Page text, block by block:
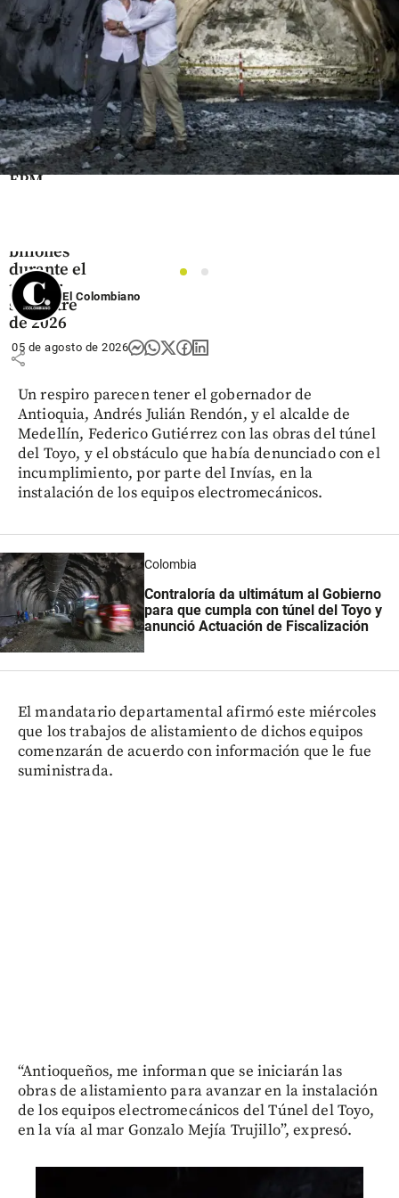
share
Economía
Grupo
EPM
billones
durante el
primer
semestre
de 2026
share
1
2
El Colombiano
05 de agosto de 2026
Un respiro parecen tener el gobernador de
Antioquia, Andrés Julián Rendón, y el alcalde de
Medellín, Federico Gutiérrez con las obras del túnel
del Toyo, y el obstáculo que había denunciado con el
incumplimiento, por parte del Invías, en la
instalación de los equipos electromecánicos.
Colombia
Contraloría da ultimátum al Gobierno
para que cumpla con túnel del Toyo y
anunció Actuación de Fiscalización
El mandatario departamental afirmó este miércoles
que los trabajos de alistamiento de dichos equipos
comenzarán de acuerdo con información que le fue
suministrada.
“Antioqueños, me informan que se iniciarán las
obras de alistamiento para avanzar en la instalación
de los equipos electromecánicos del Túnel del Toyo,
en la vía al mar Gonzalo Mejía Trujillo”, expresó.